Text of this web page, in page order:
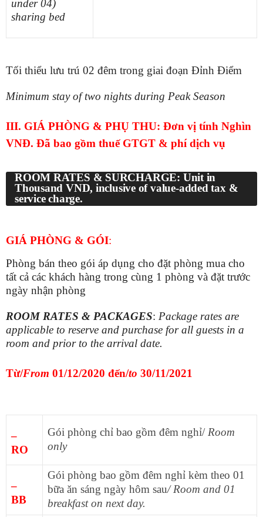
under 04)
sharing bed
Tối thiểu lưu trú 02 đêm trong giai đoạn Đỉnh Điểm
Minimum stay of two nights during Peak Season
III. GIÁ PHÒNG & PHỤ THU: Đơn vị tính Nghìn
VNĐ. Đã bao gồm thuế GTGT & phí dịch vụ
ROOM RATES & SURCHARGE: Unit in
Thousand VND, inclusive of value-added tax &
service charge.
GIÁ PHÒNG & GÓI:
Phòng bán theo gói áp dụng cho đặt phòng mua cho
tất cả các khách hàng trong cùng 1 phòng và đặt trước
ngày nhận phòng
ROOM RATES & PACKAGES: Package rates are
applicable to reserve and purchase for all guests in a
room and prior to the arrival date.
Từ/From 01/12/2020 đến/to 30/11/2021
–
RO
Gói phòng chỉ bao gồm đêm nghỉ/ Room
only
–
BB
Gói phòng bao gồm đêm nghỉ kèm theo 01
bữa ăn sáng ngày hôm sau/ Room and 01
breakfast on next day.